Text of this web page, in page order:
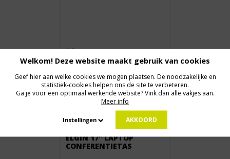
Vanaf € 62,67
ELGIN 17" LAPTOP
CONFERENTIETAS
Welkom! Deze website maakt gebruik van cookies
Geef hier aan welke cookies we mogen plaatsen. De noodzakelijke en
statistiek-cookies helpen ons de site te verbeteren.
Ga je voor een optimaal werkende website? Vink dan alle vakjes aan.
Meer info
Instellingen AKKOORD